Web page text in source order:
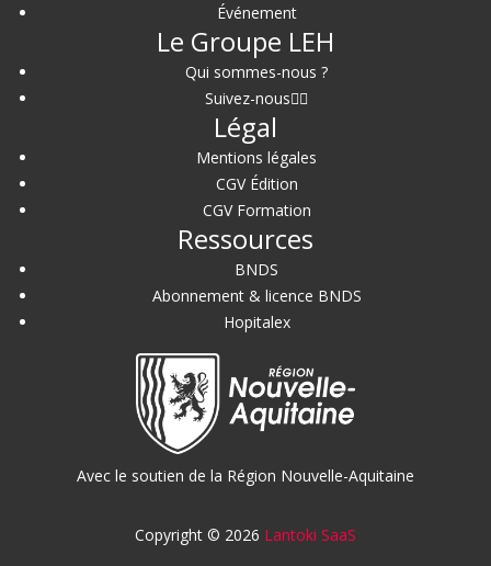
Événement
Le Groupe LEH
Qui sommes-nous ?
Suivez-nous
Légal
Mentions légales
CGV Édition
CGV Formation
Ressources
BNDS
Abonnement & licence BNDS
Hopitalex
Avec le soutien de la Région Nouvelle-Aquitaine
Copyright © 2026 Lantoki SaaS